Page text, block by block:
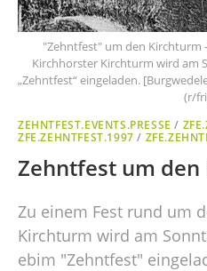
"Zehntfest" um den Kirchturm
Kirchhorster Kirchturm wird am
„Zehntfest“ eingeladen.
(r/
ZEHNTFEST.EVENTS.PRESSE /
ZFE.ZEHNTFEST.1997 /
Zehntfest um
Zu einem Fest rund um
Kirchturm wird am
ebim "Zehntfest"